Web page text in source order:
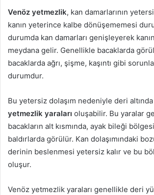
Venöz yetmezlik, kan damarlarının
kanın yeterince kalbe dönüşememesi
durumda kan damarları genişleyerek
meydana gelir. Genellikle bacaklarda
bacaklarda ağrı, şişme, kaşıntı gibi
durumdur.
Bu yetersiz dolaşım nedeniyle deri altında
yetmezlik yaraları oluşabilir. Bu yaralar
bacakların alt kısmında, ayak bileği
baldırlarda görülür. Kan dolaşımındaki
derinin beslenmesi yetersiz kalır ve bu
oluşur.
Venöz yetmezlik yaraları genellikle deri